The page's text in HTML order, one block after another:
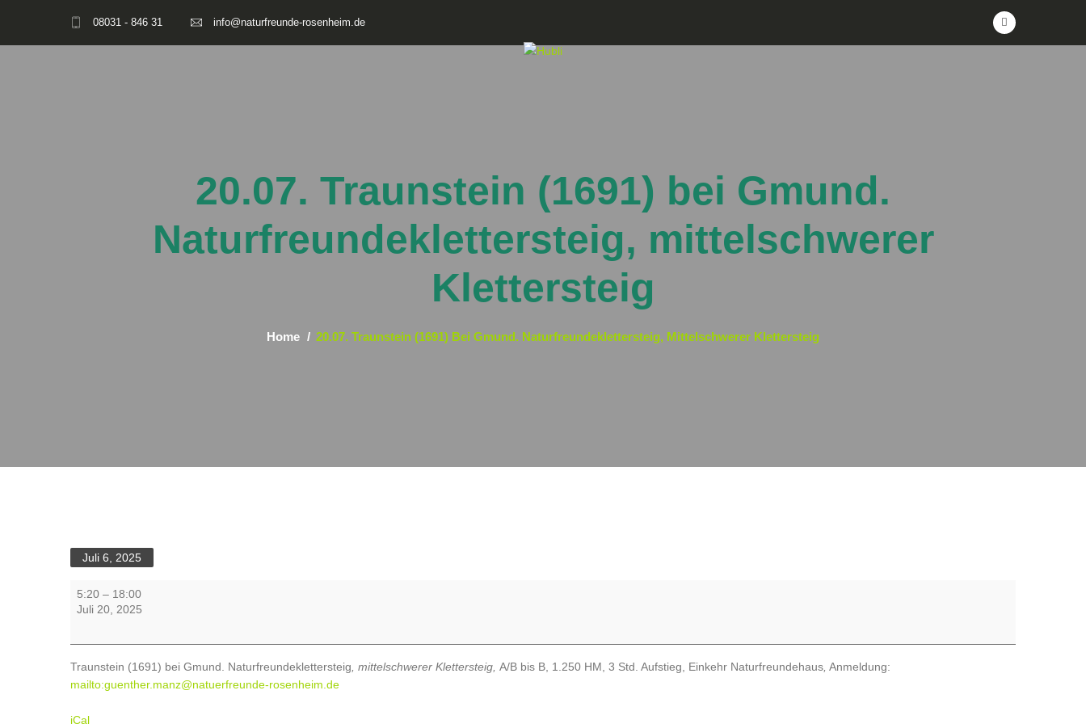
08031 - 846 31 info@naturfreunde-rosenheim.de
20.07. Traunstein (1691) bei Gmund.
Naturfreundeklettersteig, mittelschwerer
Klettersteig
Home 20.07. Traunstein (1691) Bei Gmund. Naturfreundeklettersteig, Mittelschwerer Klettersteig
Juli 6, 2025
20.07.
Traunstein
bei
Naturfreundeklettersteig,
mittelschwerer
5:20 – 18:00
Juli 20, 2025
Traunstein (1691) bei Gmund. Naturfreundeklettersteig mittelschwerer Klettersteig A/B bis B, 1.250 HM, 3 Std. Aufstieg, Einkehr Naturfreundehaus Anmeldung:
mailto:guenther.manz@natuerfreunde-rosenheim.de
iCal